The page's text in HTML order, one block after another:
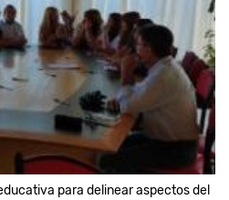
para delinear aspectos del